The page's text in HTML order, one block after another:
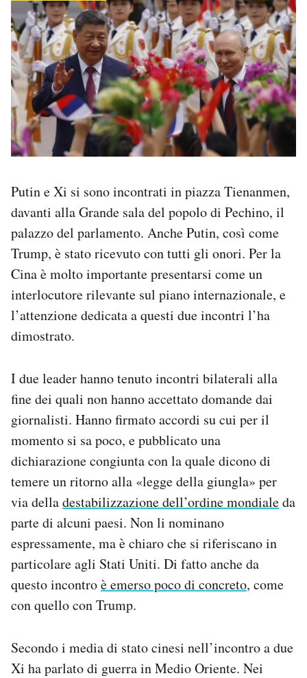
Putin e Xi si sono incontrati in piazza Tienanmen,
davanti alla Grande sala del popolo di Pechino, il
palazzo del parlamento. Anche Putin, così come
Trump, è stato ricevuto con tutti gli onori. Per la
Cina è molto importante presentarsi come un
interlocutore rilevante sul piano internazionale, e
l’attenzione dedicata a questi due incontri l’ha
dimostrato.
I due leader hanno tenuto incontri bilaterali alla
fine dei quali non hanno accettato domande dai
giornalisti. Hanno firmato accordi su cui per il
momento si sa poco, e pubblicato una
dichiarazione congiunta con la quale dicono di
temere un ritorno alla «legge della giungla» per
via delladestabilizzazione dell’ordine mondialeda
parte di alcuni paesi. Non li nominano
espressamente, ma è chiaro che si riferiscano in
particolare agli Stati Uniti. Di fatto anche da
questo incontroè emerso poco di concreto, come
con quello con Trump.
Secondo i media di stato cinesi nell’incontro a due
Xi ha parlato di guerra in Medio Oriente. Nei